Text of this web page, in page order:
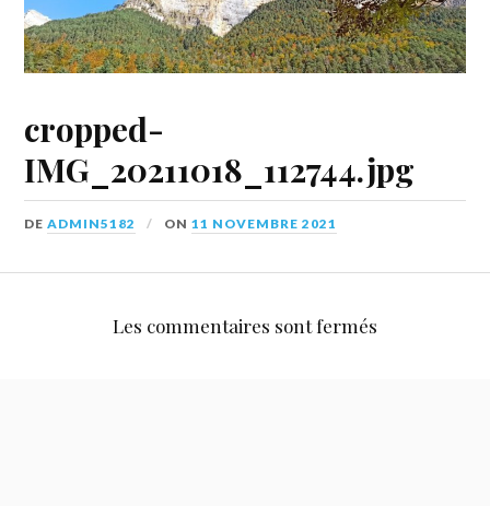
cropped-
IMG_20211018_112744.jpg
DEADMIN5182 ON11 NOVEMBRE 2021
Les commentaires sont fermés